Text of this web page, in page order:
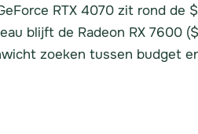
RTX 4070 zit rond de
blijft de Radeon RX 7600
zoeken tussen budget